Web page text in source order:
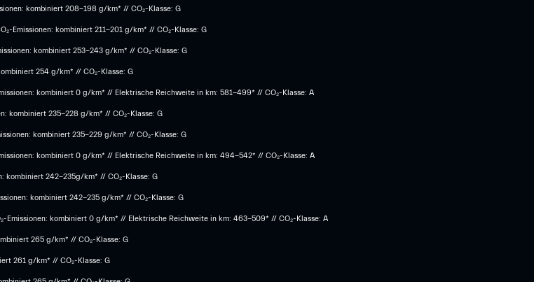
kombiniert 208-198 g/km* // CO₂-Klasse: G
Emissionen: kombiniert 211-201 g/km* // CO₂-Klasse: G
kombiniert 253-243 g/km* // CO₂-Klasse: G
254 g/km* // CO₂-Klasse: G
kombiniert 0 g/km* // Elektrische Reichweite in km: 581-499* // CO₂-Klasse: A
kombiniert 235-228 g/km* // CO₂-Klasse: G
kombiniert 235-229 g/km* // CO₂-Klasse: G
kombiniert 0 g/km* // Elektrische Reichweite in km: 494-542* // CO₂-Klasse: A
kombiniert 242-235g/km* // CO₂-Klasse: G
kombiniert 242-235 g/km* // CO₂-Klasse: G
kombiniert 0 g/km* // Elektrische Reichweite in km: 463-509* // CO₂-Klasse: A
265 g/km* // CO₂-Klasse: G
261 g/km* // CO₂-Klasse: G